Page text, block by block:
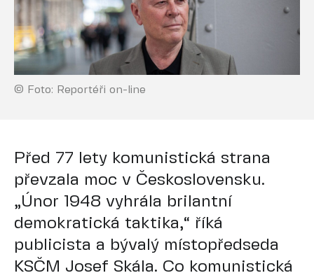
© Foto: Reportéři on-line
Před 77 lety komunistická strana
převzala moc v Československu.
„Únor 1948 vyhrála brilantní
demokratická taktika,“ říká
publicista a bývalý místopředseda
KSČM Josef Skála. Co komunistická